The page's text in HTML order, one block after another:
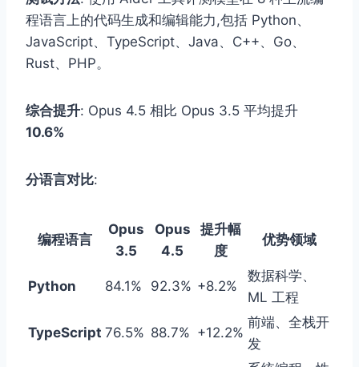
程语言上的代码生成和编辑能力,包括 Python、
JavaScript、TypeScript、Java、C++、Go、
Rust、PHP。
综合提升: Opus 4.5 相比 Opus 3.5 平均提升
10.6%
分语言对比:
编程语言
Opus
3.5
Opus
4.5
提升幅
度
优势领域
Python 84.1% 92.3% +8.2%
数据科学、
ML 工程
TypeScript 76.5% 88.7% +12.2%
前端、全栈开
发